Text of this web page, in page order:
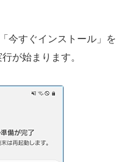
今すぐインストール」を
が始まります。